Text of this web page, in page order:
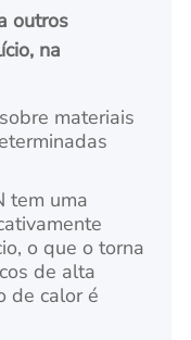
outros
na
materiais
tem uma
o que o torna
de alta
de calor é